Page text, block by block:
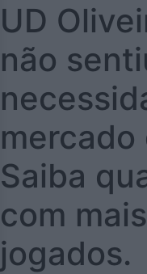
UD
não
mercado
Saiba
com
jogados.